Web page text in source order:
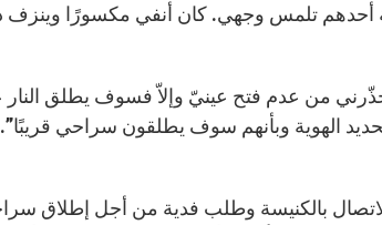
تلمس وجهي. كان أنفي مكسورًا وينزف
من عدم فتح عينيّ وإلاّ فسوف يطلق النار
الهوية وبأنهم سوف يطلقون سراحي
بالكنيسة وطلب فدية من أجل إطلاق